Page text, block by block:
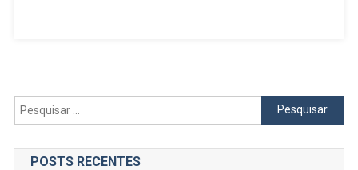
Pesquisar
por:
POSTS RECENTES